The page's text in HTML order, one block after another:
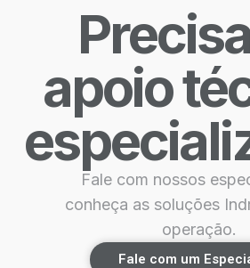
apoio
Fale com nossos
conheça as soluções
operação.
Fale com um